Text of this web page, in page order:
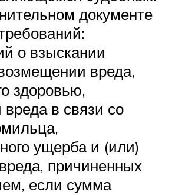
документе
о взыскании
вреда,
здоровью,
в связи со
ущерба и (или)
причиненных
если сумма